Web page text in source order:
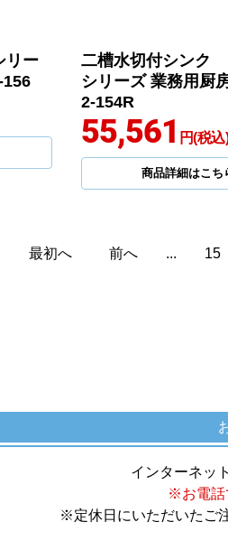
リー
156
二槽水切付シンク
シリーズ 業務用厨
2-154R
55,561 円(税込)
商品詳細はこち
最初へ 前へ ... 15
インターネッ
※お電話
※定休日にいただいたご